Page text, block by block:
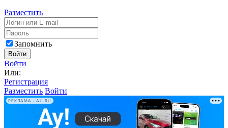
Разместить
Запомнить
Войти
Войти
Или:
Регистрация
Разместить Войти
РЕКЛАМА • AU.RU